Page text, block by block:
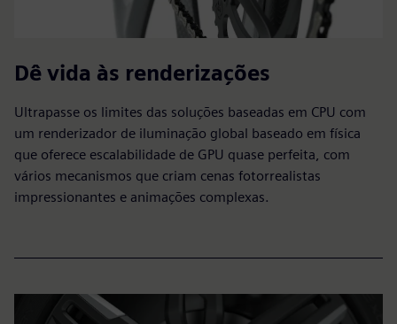
Dê vida às renderizações
Ultrapasse os limites das soluções baseadas em CPU com
um renderizador de iluminação global baseado em física
que oferece escalabilidade de GPU quase perfeita, com
vários mecanismos que criam cenas fotorrealistas
impressionantes e animações complexas.